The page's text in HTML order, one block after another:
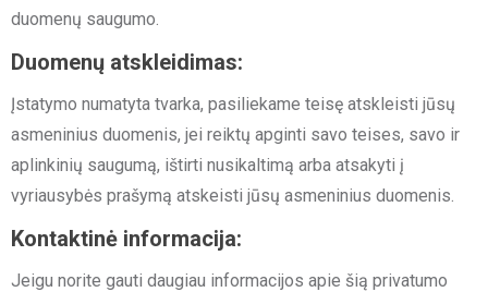
duomenų saugumo.
Duomenų atskleidimas:
Įstatymo numatyta tvarka, pasiliekame teisę atskleisti jūsų
asmeninius duomenis, jei reiktų apginti savo teises, savo ir
aplinkinių saugumą, ištirti nusikaltimą arba atsakyti į
vyriausybės prašymą atskeisti jūsų asmeninius duomenis.
Kontaktinė informacija:
Jeigu norite gauti daugiau informacijos apie šią privatumo